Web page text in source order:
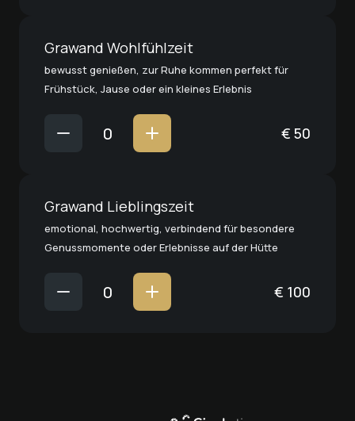
Grawand Wohlfühlzeit
bewusst genießen, zur Ruhe kommen perfekt für
Frühstück, Jause oder ein kleines Erlebnis
€ 50
Grawand Lieblingszeit
emotional, hochwertig, verbindend für besondere
Genussmomente oder Erlebnisse auf der Hütte
€ 100